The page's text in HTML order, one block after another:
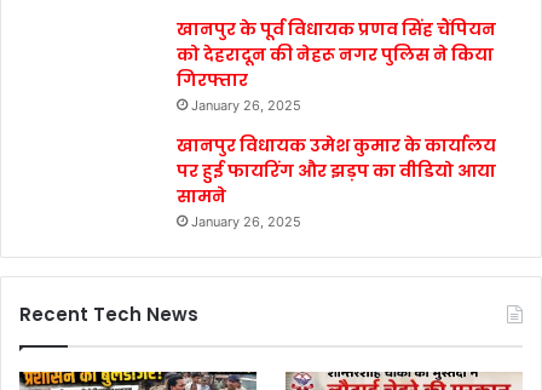
खानपुर के पूर्व विधायक प्रणव सिंह चैंपियन
को देहरादून की नेहरू नगर पुलिस ने किया
गिरफ्तार
January 26, 2025
खानपुर विधायक उमेश कुमार के कार्यालय
पर हुई फायरिंग और झड़प का वीडियो आया
सामने
January 26, 2025
Recent Tech News